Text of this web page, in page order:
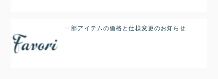
一部アイテムの価格と仕様変更のお知らせ